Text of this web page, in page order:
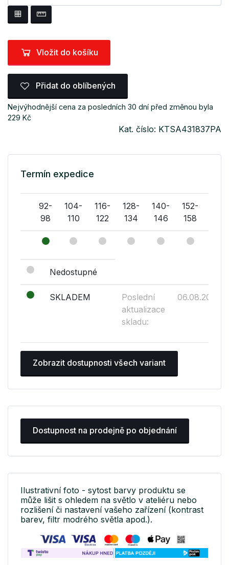
Vložit do košíku
Přidat do oblíbených
Nejvýhodnější cena za posledních 30 dní před změnou byla
229 Kč
Kat. číslo: KTSA431837PA
Termín expedice
92-
98
104-
110
116-
122
128-
134
140-
146
152-
158
Nedostupné
SKLADEM
Poslední
aktualizace
skladu:
06.08.2026
Zobrazit dostupnosti všech variant
Dostupnost na prodejně po objednání
Ilustrativní foto - sytost barvy produktu se
může lišit s ohledem na světlo v ateliéru nebo
rozlišení či nastavení vašeho zařízení (kontrast
barev, filtr modrého světla apod.).